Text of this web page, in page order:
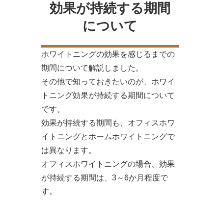
効果が持続する期間
について
ホワイトニングの効果を感じるまでの
期間について解説しました。
その他で知っておきたいのが、ホワイ
トニング効果が持続する期間について
です。
効果が持続する期間も、オフィスホワ
イトニングとホームホワイトニングで
は異なります。
オフィスホワイトニングの場合、効果
が持続する期間は、3～6か月程度で
す。